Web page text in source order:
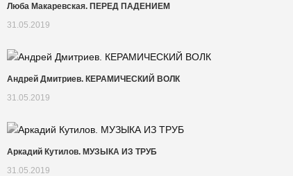
Люба Макаревская. ПЕРЕД ПАДЕНИЕМ
31.05.2019
Андрей Дмитриев. КЕРАМИЧЕСКИЙ ВОЛК
31.05.2019
Аркадий Кутилов. МУЗЫКА ИЗ ТРУБ
31.05.2019